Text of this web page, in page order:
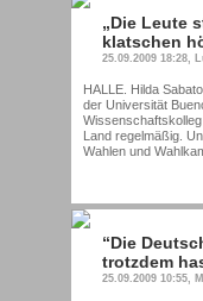
„Die Leute
klatschen
25.09.2009 18:28,
HALLE. Hilda
der Universität
Land regelmäßig.
Wahlen und
“Die
trotzdem
25.09.2009 10:55,